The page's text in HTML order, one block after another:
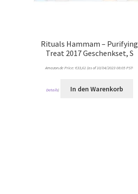
Rituals Hammam – Purifying
Treat 2017 Geschenkset, S
Amazon.de Price:€33,61 (as of 10/04/2023 08:05 PST-
Details) In den Warenkorb